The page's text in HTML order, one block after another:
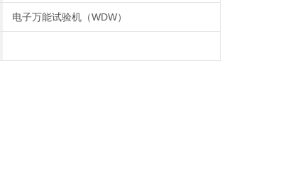
电子万能试验机（WDW）